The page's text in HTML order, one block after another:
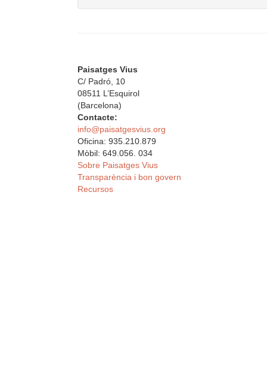
Paisatges Vius
C/ Padró, 10
08511 L’Esquirol
(Barcelona)
Contacte:
info@paisatgesvius.org
Oficina: 935.210.879
Mòbil: 649.056. 034
Sobre Paisatges Vius
Transparència i bon govern
Recursos